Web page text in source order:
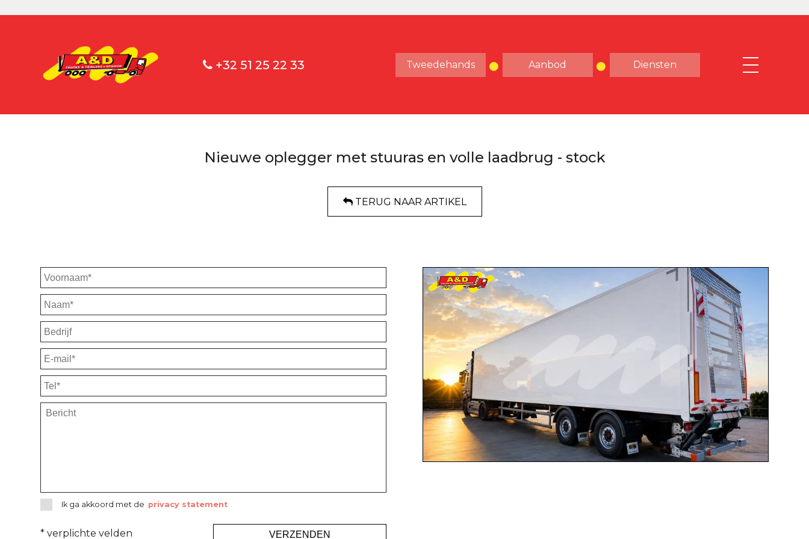
+32 51 25 22 33 Tweedehands Aanbod Diensten
Nieuwe oplegger met stuuras en volle laadbrug - stock
TERUG NAAR ARTIKEL
Ik ga akkoord met de privacy statement
* verplichte velden